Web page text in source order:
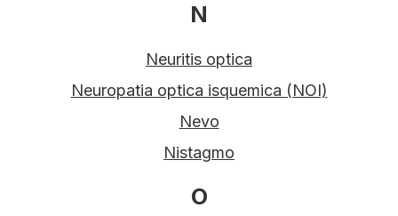
N
Neuritis optica
Neuropatia optica isquemica (NOI)
Nevo
Nistagmo
O